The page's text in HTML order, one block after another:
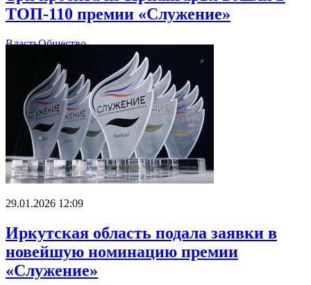
ТОП-110 премии «Служение»
ВластьОбщество
29.01.2026 12:09
Иркутская область подала заявки в
новейшую номинацию премии
«Служение»